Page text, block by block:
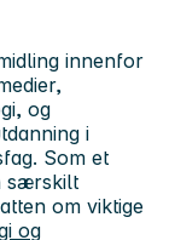
innenfor
og
i
Som et
særskilt
om viktige
og